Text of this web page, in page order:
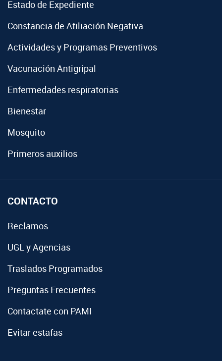
Estado de Expediente
Constancia de Afiliación Negativa
Actividades y Programas Preventivos
Vacunación Antigripal
Enfermedades respiratorias
Bienestar
Mosquito
Primeros auxilios
CONTACTO
Reclamos
UGL y Agencias
Traslados Programados
Preguntas Frecuentes
Contactate con PAMI
Evitar estafas